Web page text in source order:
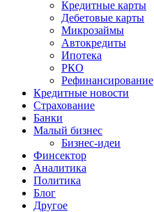
Кредитные карты
Дебетовые карты
Микрозаймы
Автокредиты
Ипотека
РКО
Рефинансирование
Кредитные новости
Страхование
Банки
Малый бизнес
Бизнес-идеи
Финсектор
Аналитика
Политика
Блог
Другое